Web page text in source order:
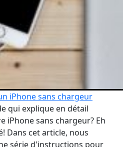
iPhone sans chargeur
qui explique en détail
iPhone sans chargeur? Eh
Dans cet article, nous
série d'instructions pour